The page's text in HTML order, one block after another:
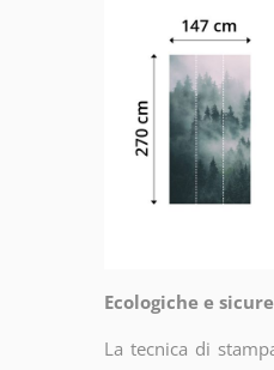
Ecologiche e sicure
La tecnica di